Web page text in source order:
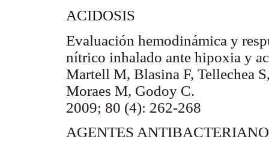
ACIDOSIS
Evaluación hemodinámica y
nítrico inhalado ante hipoxia y
Martell M, Blasina F, Tellechea
Moraes M, Godoy C.
2009; 80 (4): 262-268
AGENTES